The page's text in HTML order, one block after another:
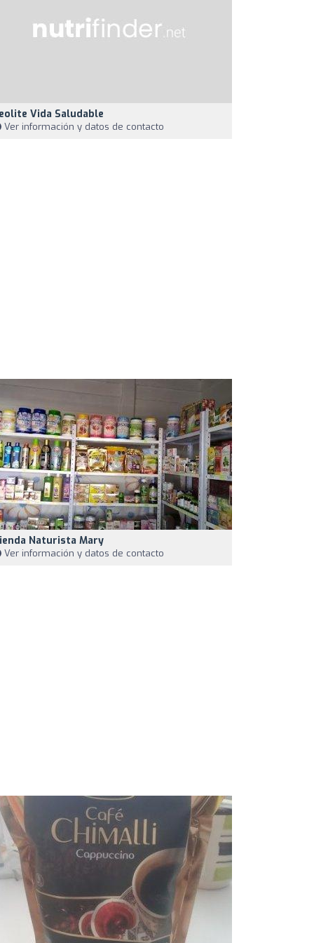
Vida Saludable
Ver información y datos de contacto
Naturista Mary
Ver información y datos de contacto